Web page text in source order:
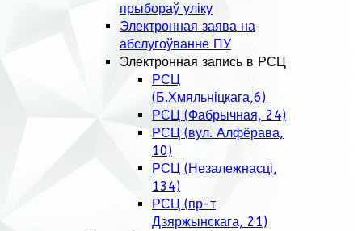
прыбораў уліку
Электронная заява на
абслугоўванне ПУ
Электронная запись в РСЦ
РСЦ
(Б.Хмяльніцкага,6)
РСЦ (Фабрычная, 24)
РСЦ (вул. Алфёрава,
10)
РСЦ (Незалежнасці,
134)
РСЦ (пр-т
Дзяржынскага, 21)